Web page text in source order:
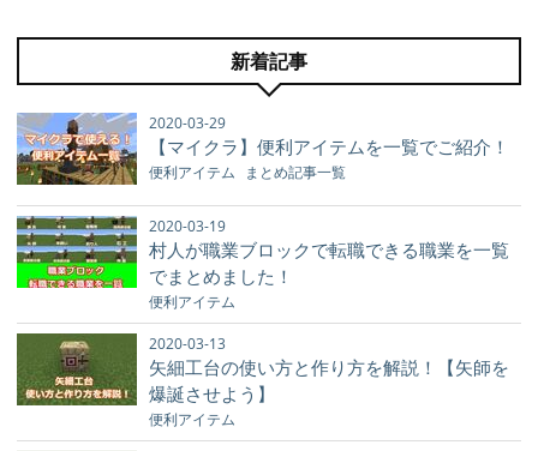
新着記事
2020-03-29
【マイクラ】便利アイテムを一覧でご紹介！
便利アイテム まとめ記事一覧
2020-03-19
村人が職業ブロックで転職できる職業を一覧
でまとめました！
便利アイテム
2020-03-13
矢細工台の使い方と作り方を解説！【矢師を
爆誕させよう】
便利アイテム